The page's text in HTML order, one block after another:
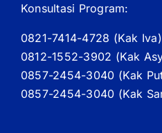
Konsultasi Program:
0821-7414-4728 (Kak Iva)
0812-1552-3902 (Kak
0857-2454-3040 (Kak
0857-2454-3040 (Kak